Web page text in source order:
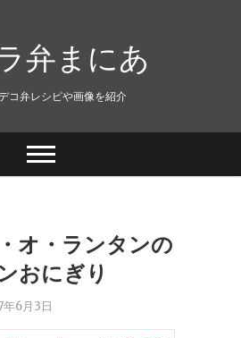
弁まにあ
コ弁レシピや画像を紹介
オ・ランタンの
おにぎり
年6月3日